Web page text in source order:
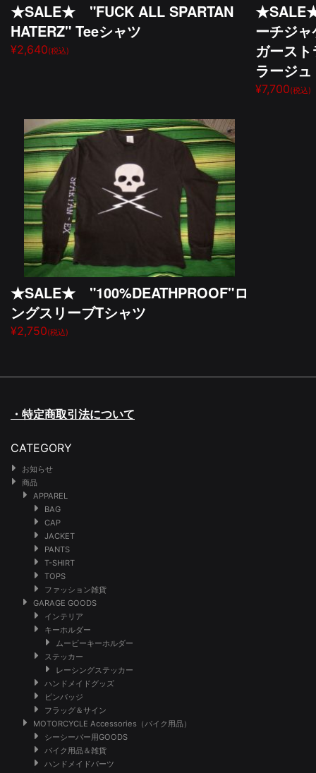
★SALE★ "FUCK ALL SPARTAN
HATERZ" Teeシャツ
¥2,640(税込)
ーチジ
ガース
ラージュ
¥7,700(税込)
★SALE★ "100%DEATHPROOF"ロ
ングスリーブTシャツ
¥2,750(税込)
・特定商取引法について
CATEGORY
お知らせ
商品
APPAREL
BAG
CAP
JACKET
PANTS
T-SHIRT
TOPS
ファッション雑貨
GARAGE GOODS
インテリア
キーホルダー
ムービーキーホルダー
ステッカー
レーシングステッカー
ハンドメイドグッズ
ピンバッジ
フラッグ＆サイン
MOTORCYCLE Accessories（バイク用品）
シーシーバー用GOODS
バイク用品＆雑貨
ハンドメイドパーツ